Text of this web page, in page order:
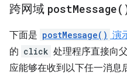
跨网域 postMessage(
下面是 postMessage() 演
的 click 处理程序直接向
应能够在收到以下任一消息